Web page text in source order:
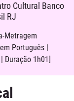
Cultural Banco
RJ
Metragem
Português |
Duração 1h01]